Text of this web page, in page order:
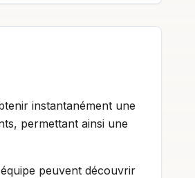
instantanément une
permettant ainsi une
peuvent découvrir